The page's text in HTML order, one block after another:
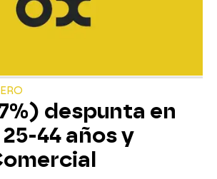
despunta en
44 años y